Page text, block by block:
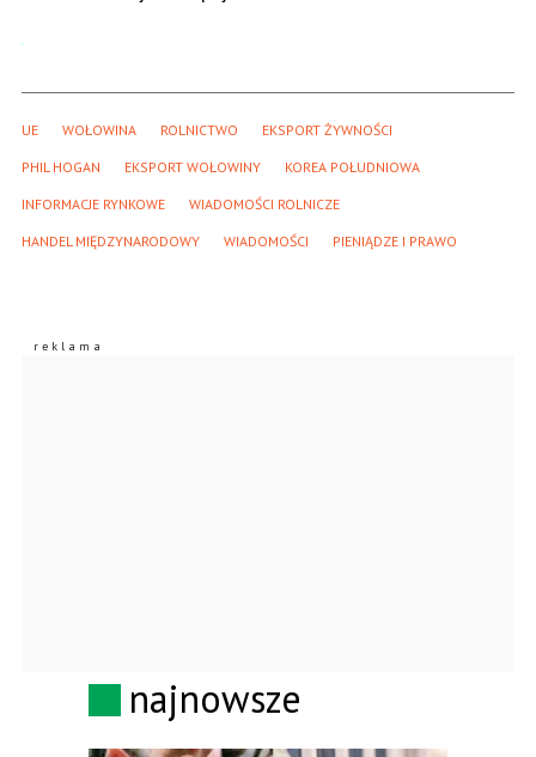
UE WOŁOWINA ROLNICTWO EKSPORT ŻYWNOŚCI
PHIL HOGAN EKSPORT WOŁOWINY KOREA POŁUDNIOWA
INFORMACJE RYNKOWE WIADOMOŚCI ROLNICZE
HANDEL MIĘDZYNARODOWY WIADOMOŚCI PIENIĄDZE I PRAWO
najnowsze